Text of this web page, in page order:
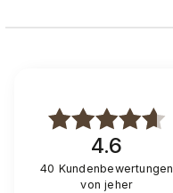
4.6
40 Kundenbewertungen
von jeher